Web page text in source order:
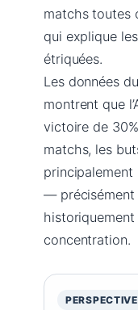
matchs toutes
qui explique
étriquées.
Les données
montrent que
victoire de
matchs, les
principalement
— précisément
historiquement
concentration.